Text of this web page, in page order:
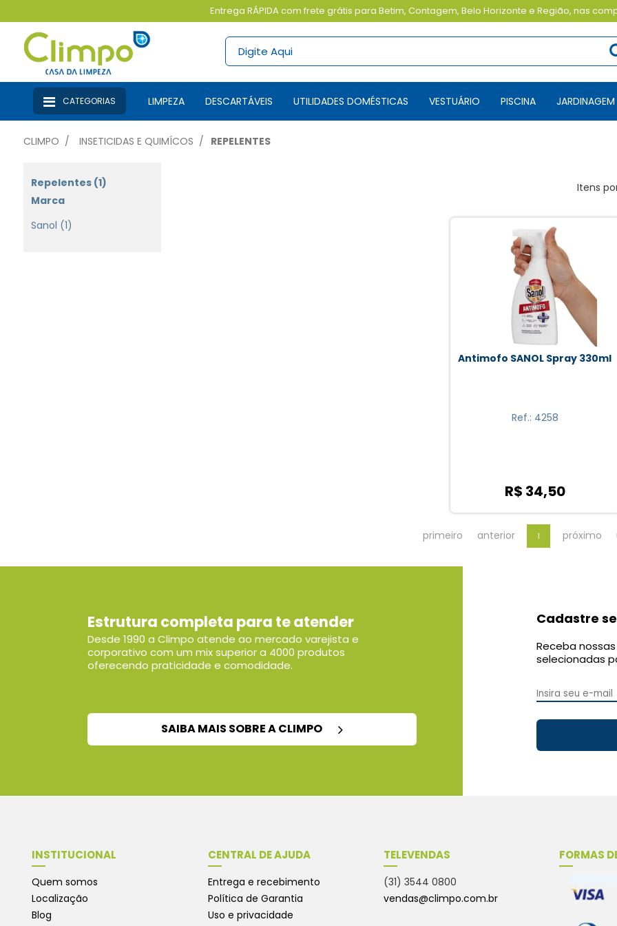
Entrega RÁPIDA com frete grátis para Betim, Contagem, Belo Horizonte e Região, nas
CATEGORIAS LIMPEZA DESCARTÁVEIS UTILIDADES DOMÉSTICAS VESTUÁRIO PISCINA JARDINAGEM
CLIMPO INSETICIDAS E QUIMÍCOS REPELENTES
Repelentes (1)
Marca
Sanol (1)
Itens
Antimofo SANOL Spray 330ml
Ref.: 4258
R$ 34,50
primeiro anterior 1 próximo
Estrutura completa para te atender
Desde 1990 a Climpo atende ao mercado varejista e
corporativo com um mix superior a 4000 produtos
oferecendo praticidade e comodidade.
SAIBA MAIS SOBRE A CLIMPO
Cadastre
Receba
selecionadas
INSTITUCIONAL
Quem somos
Localização
Blog
CENTRAL DE AJUDA
Entrega e recebimento
Política de Garantia
Uso e privacidade
TELEVENDAS
(31) 3544 0800
vendas@climpo.com.br
FORMAS